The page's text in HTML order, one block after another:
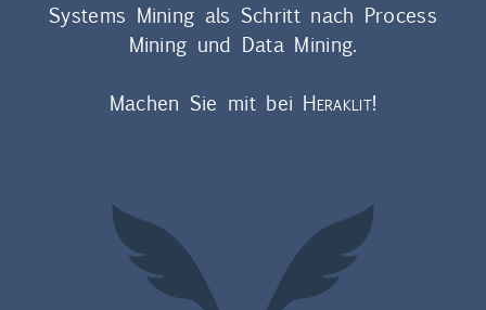
Systems Mining als Schritt nach Process
Mining und Data Mining.
Machen Sie mit bei Heraklit!